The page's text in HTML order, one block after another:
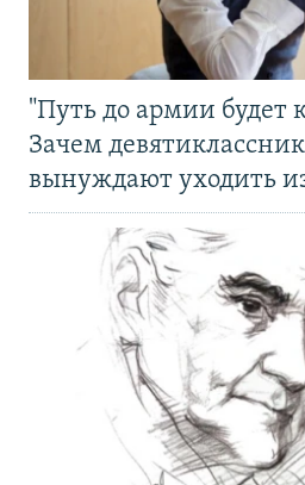
"Путь до армии будет
Зачем
вынуждают уходить